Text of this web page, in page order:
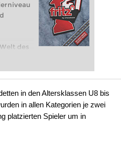
des
Mit
in den Altersklassen U8 bis
in allen Kategorien je zwei
platzierten Spieler um in